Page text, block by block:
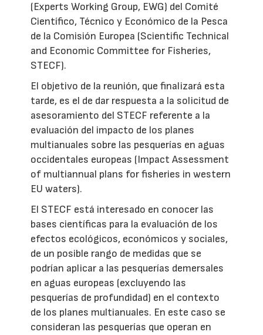
(Experts Working Group, EWG) del Comité
Científico, Técnico y Económico de la Pesca
de la Comisión Europea (Scientific Technical
and Economic Committee for Fisheries,
STECF).
El objetivo de la reunión, que finalizará esta
tarde, es el de dar respuesta a la solicitud de
asesoramiento del STECF referente a la
evaluación del impacto de los planes
multianuales sobre las pesquerías en aguas
occidentales europeas (Impact Assessment
of multiannual plans for fisheries in western
EU waters).
El STECF está interesado en conocer las
bases científicas para la evaluación de los
efectos ecológicos, económicos y sociales,
de un posible rango de medidas que se
podrían aplicar a las pesquerías demersales
en aguas europeas (excluyendo las
pesquerías de profundidad) en el contexto
de los planes multianuales. En este caso se
consideran las pesquerías que operan en